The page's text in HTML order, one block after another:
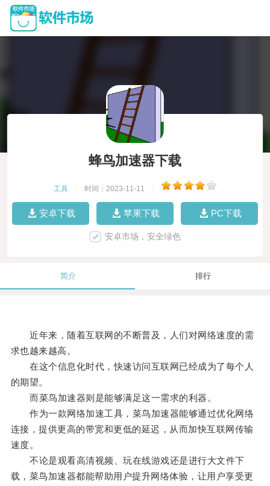
蜂鸟加速器下载
工具 时间：2023-11-11
安卓下载 苹果下载 PC下载
安卓市场，安全绿色
简介 排行
近年来，随着互联网的不断普及，人们对网络速度的需
求也越来越高。
在这个信息化时代，快速访问互联网已经成为了每个人
的期望。
而菜鸟加速器则是能够满足这一需求的利器。
作为一款网络加速工具，菜鸟加速器能够通过优化网络
连接，提供更高的带宽和更低的延迟，从而加快互联网传输
速度。
不论是观看高清视频、玩在线游戏还是进行大文件下
载，菜鸟加速器都能帮助用户提升网络体验，让用户享受更